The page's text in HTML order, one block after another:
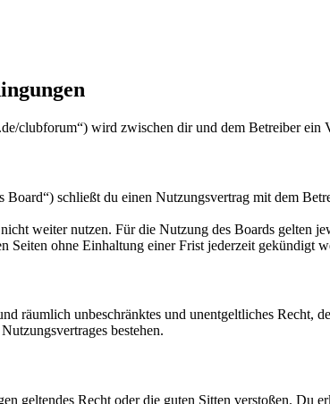
wird zwischen dir und dem Betreiber ein
schließt du einen Nutzungsvertrag mit dem
weiter nutzen. Für die Nutzung des Boards gelten
Seiten ohne Einhaltung einer Frist jederzeit gekündigt
räumlich unbeschränktes und unentgeltliches Recht,
bestehen.
geltendes Recht oder die guten Sitten verstoßen. Du